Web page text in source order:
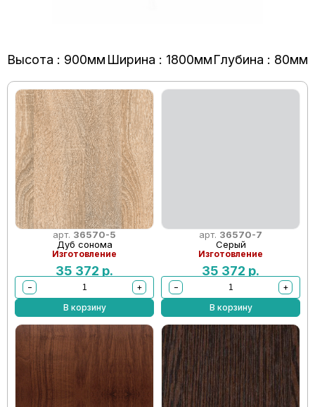
Высота : 900мм Ширина : 1800ммГлубина : 80мм
арт. 36570-5
Дуб сонома
Изготовление
35 372 р.
−
+
В корзину
арт. 36570-7
Серый
Изготовление
35 372 р.
−
+
В корзину